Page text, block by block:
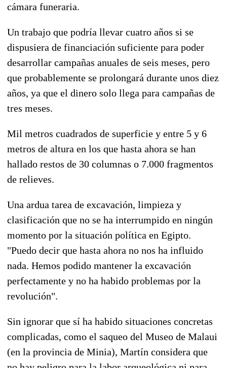
cámara funeraria.
Un trabajo que podría llevar cuatro años si se
dispusiera de financiación suficiente para poder
desarrollar campañas anuales de seis meses, pero
que probablemente se prolongará durante unos diez
años, ya que el dinero solo llega para campañas de
tres meses.
Mil metros cuadrados de superficie y entre 5 y 6
metros de altura en los que hasta ahora se han
hallado restos de 30 columnas o 7.000 fragmentos
de relieves.
Una ardua tarea de excavación, limpieza y
clasificación que no se ha interrumpido en ningún
momento por la situación política en Egipto.
"Puedo decir que hasta ahora no nos ha influido
nada. Hemos podido mantener la excavación
perfectamente y no ha habido problemas por la
revolución".
Sin ignorar que sí ha habido situaciones concretas
complicadas, como el saqueo del Museo de Malaui
(en la provincia de Minia), Martín considera que